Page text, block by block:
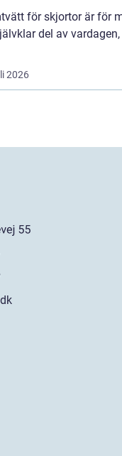
för skjortor är för
del av
2026